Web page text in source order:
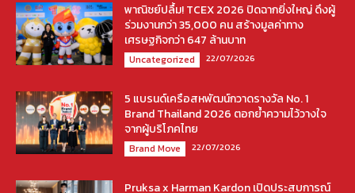
พาณิชย์ปลื้ม! TCEX 2026 ปิดฉากยิ่งใหญ่ ดึงผู้
ร่วมงานกว่า 35,000 คน สร้างมูลค่าทาง
เศรษฐกิจกว่า 647 ล้านบาท
Uncategorized 22/07/2026
5 แบรนด์เครือสหพัฒน์กวาดรางวัล No. 1
Brand Thailand 2026 ตอกย้ำความไว้วางใจ
จากผู้บริโภคไทย
Brand Move 22/07/2026
Pruksa x Harman Kardon เปิดประสบการณ์